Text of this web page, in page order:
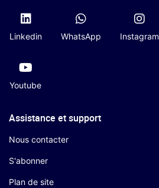
Linkedin WhatsApp Instagram
Youtube
Assistance et support
Nous contacter
S'abonner
Plan de site